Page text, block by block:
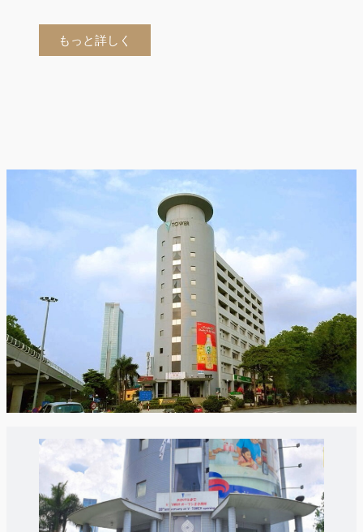
もっと詳しく